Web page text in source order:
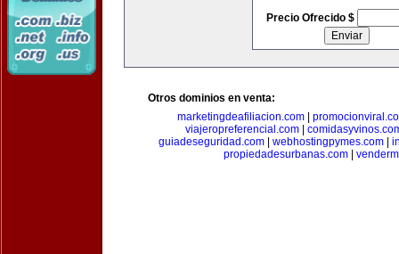
Precio Ofrecido $
Otros dominios en venta:
marketingdeafiliacion.com|
viajeropreferencial.com
guiadeseguridad.com| webhostingpymes.com|
propiedadesurbanas.com